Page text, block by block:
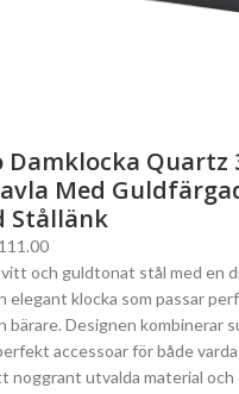
Quartz
Med
Stållänk
och guldtonat stål med en
elegant klocka som passar
bärare. Designen kombinerar
accessoar för både
noggrant utvalda material och